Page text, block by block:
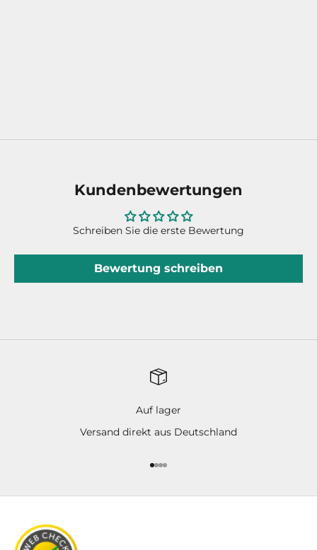
Kundenbewertungen
Schreiben Sie die erste Bewertung
Bewertung schreiben
Auf lager
Versand direkt aus Deutschland
Gehe zu Element 1
Gehe zu Element 2
Gehe zu Element 3
Gehe zu Element 4